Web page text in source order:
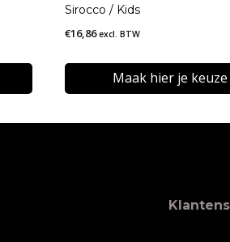
Sirocco / Kids
€16,86 excl. BTW
Maak hier je keuze